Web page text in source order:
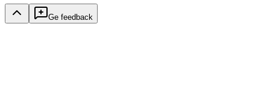
Ge feedback